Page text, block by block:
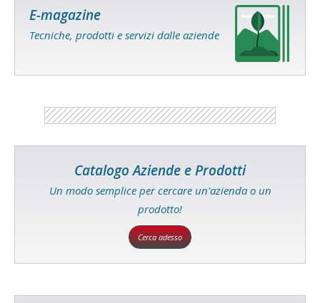
E-magazine
Tecniche, prodotti e servizi dalle aziende
Catalogo Aziende e Prodotti
Un modo semplice per cercare un'azienda o un
prodotto!
Cerca adesso